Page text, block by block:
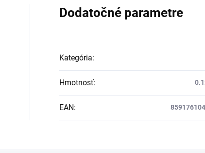
Dodatočné parametre
Kategória:
Hmotnosť:
EAN: